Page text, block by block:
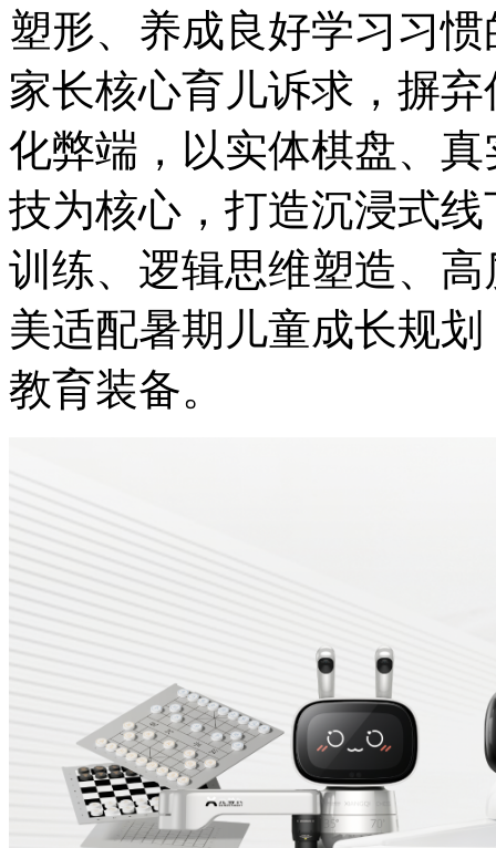
塑形、养成良好学习习
家长核心育儿诉求，摒
化弊端，以实体棋盘、
技为核心，打造沉浸式
训练、逻辑思维塑造、
美适配暑期儿童成长规
教育装备。